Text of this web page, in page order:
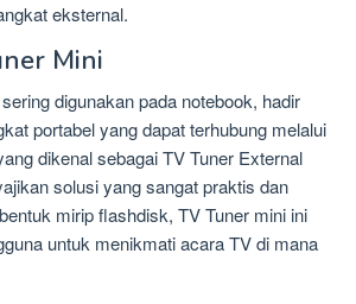
eksternal.
Mini
digunakan pada notebook, hadir
portabel yang dapat terhubung melalui
dikenal sebagai TV Tuner External
solusi yang sangat praktis dan
mirip flashdisk, TV Tuner mini ini
untuk menikmati acara TV di mana